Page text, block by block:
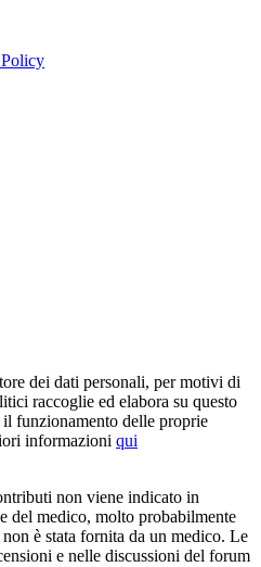
dei dati personali, per motivi di
raccoglie ed elabora su questo
funzionamento delle proprie
informazioni qui
non viene indicato in
del medico, molto probabilmente
è stata fornita da un medico. Le
e nelle discussioni del forum